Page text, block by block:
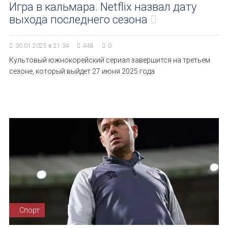
Игра в кальмара. Netflix назвал дату
выхода последнего сезона
30.01.2025 в 21:34 448 0
Культовый южнокорейский сериал завершится на третьем
сезоне, который выйдет 27 июня 2025 года
Спорт